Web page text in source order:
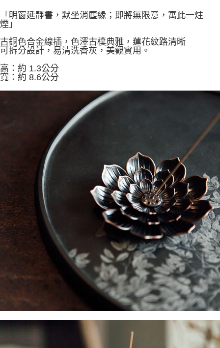
便利好安心！
１．簡單：不需註冊會員、不需綁卡、不需儲值。
３．安心：先確認商品／服務後，再付款。
１．於結帳方式選擇「AFTEE先享後付」後，將跳轉至「AFTEE先享後付」
結帳頁面，進行簡訊認證並確認金額後，即可完成結帳。
３．收到繳費通知簡訊後14天內，點擊此簡訊中的連結，可透過四大超商／
ATM／網路銀行／等多元方式進行付款，方視為交易完成。
※ 請注意：結帳手續完成當下不需立刻繳費，但若您需要取消訂單，請聯絡
購買商品的店家。未經商家同意取消之訂單仍視為有效，需透過AFTEE先享
後付繳納相關費用。
※ 交易是否成功請以「AFTEE先享後付 」之結帳頁面顯示為準，若有關於
是否繳費成功／繳費後需取消欲退款等相關疑問，請聯繫「AFTEE先享後付
客戶支援中心」
https://netprotections.freshdesk.com/support/home
【注意事項】
１．透過由恩沛科技股份有限公司提供之「AFTEE先享後付」服務完成之交
易，需依本服務之必要範圍內提供個人資料，並將交易相關給付款項請求債
權轉讓予恩沛科技股份有限公司。
２．關於個人資料處理事宜，請瀏覽以下網址：
https://aftee.tw/terms/#terms3
３．未成年的使用者請事先徵得法定代理人或監護人之同意方可使用
「AFTEE先享後付」，若未經同意申辦者引起之損失，本公司不負相關責
任。
４．使用「AFTEE先享後付」時，將依據個別帳號之用戶狀況，依本公司即
時審查核予不同之上限額度；若仍有額度不足之情形，本公司將視審查結果
請求用戶進行身份認證。
５．嚴禁一人註冊多個帳號或使用他人資訊註冊。若發現惡意使用之情形，
恩沛科技股份有限公司將有權停止該用戶之使用額度並採取法律行動。
貨到付款
運送方式
全家取貨付款
每筆NT$60，滿NT$1,500(含以上)免運費
每筆NT$60，滿NT$1,500(含以上)免運費
每筆NT$60，滿NT$1,500(含以上)免運費
付款後7-11取貨
每筆NT$60，滿NT$1,500(含以上)免運費
每筆NT$100，滿NT$1,500(含以上)免運費
離島-黑貓宅配
每筆NT$360
付款後門市自取
每筆NT$180，滿NT$2,500(含以上)免運費
「明窗延靜書，默坐消塵緣；即將無限意，寓此一炷
煙」
古銅色合金線插，色澤古樸典雅，蓮花紋路清晰
可拆分設計，易清洗香灰，美觀實用。
高：約 1.3公分
寬：約 8.6公分